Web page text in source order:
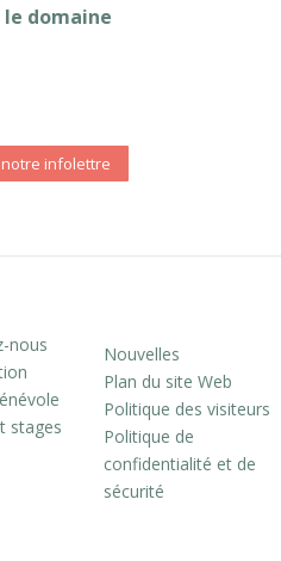
le domaine
infolettre
nous
stages
Nouvelles
Plan du site Web
Politique des visiteurs
Politique de
confidentialité et de
sécurité